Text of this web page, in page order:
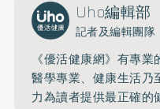
Uho編輯部
記者及編輯團隊
《優活健康網》有專
醫學專業、健康生活乃
力為讀者提供最正確的